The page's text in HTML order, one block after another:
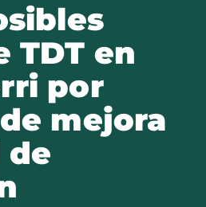
TDT en
por
mejora
de